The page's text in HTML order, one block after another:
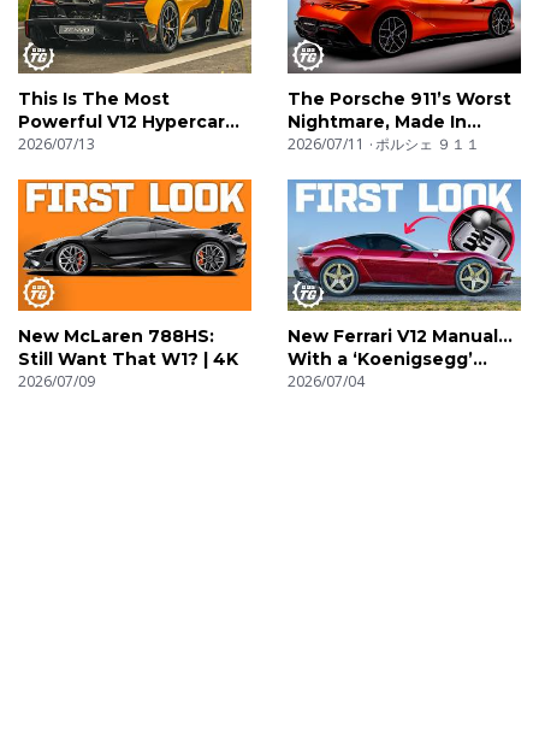
This Is The Most
Powerful V12 Hypercar
Ever! | 4K
2026/07/13
The Porsche 911’s Worst
Nightmare, Made In
China! | 4K
2026/07/11 ポルシェ ９１１
New McLaren 788HS:
Still Want That W1? | 4K
2026/07/09
New Ferrari V12 Manual…
With a ‘Koenigsegg’
Gearbox! | 4K
2026/07/04